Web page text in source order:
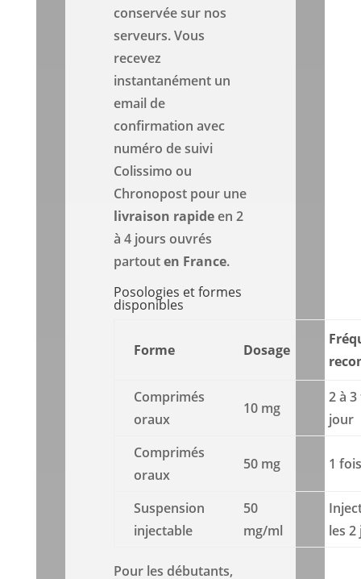
conservée sur nos
serveurs. Vous
recevez
instantanément un
email de
confirmation avec
numéro de suivi
Colissimo ou
Chronopost pour une
livraison rapideen 2
à 4 jours ouvrés
partouten France.
Posologies et formes
disponibles
Forme Dosage
Comprimés
oraux
10 mg
2 à
jour
Comprimés
oraux
50 mg 1
Suspension
injectable
50
mg/ml
les
Pour les débutants,